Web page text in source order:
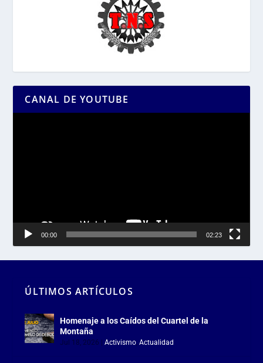
CANAL DE YOUTUBE
00:00 02:23
ÚLTIMOS ARTÍCULOS
Homenaje a los Caídos del Cuartel de la
Montaña
Jul 18, 2026 |Activismo ,Actualidad